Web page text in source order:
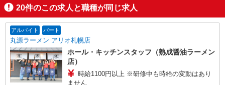
20件のこの求人と職種が同じ求人
アルバイト パート
丸源ラーメン アリオ札幌店
ホール・キッチンスタッフ（熟成醤油ラーメン
店）
時給1100円以上 ※研修中も時給の変動はあり
ません